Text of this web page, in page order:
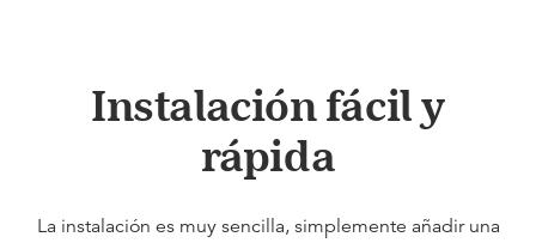
Instalación fácil y
rápida
La instalación es muy sencilla, simplemente añadir una